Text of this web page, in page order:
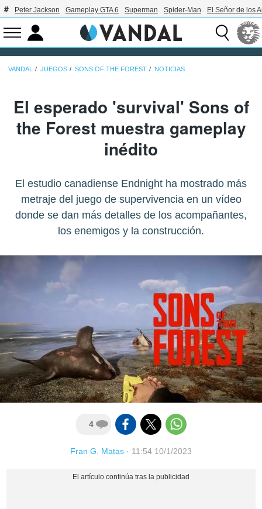
Peter Jackson Gameplay GTA 6 Superman Spider-Man El Señor de los
VANDAL JUEGOS SONS OF THE FOREST NOTICIAS
El esperado 'survival' Sons of
the Forest muestra gameplay
inédito
El estudio canadiense Endnight ha mostrado más
metraje del juego de supervivencia en un vídeo
donde se dan más detalles de los acompañantes,
los enemigos y la construcción.
4
Fran G. Matas · 11:54 10/1/2023